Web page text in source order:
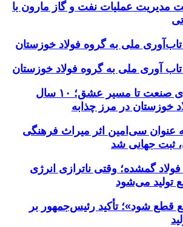
مدیریت عملیات نفت و گاز مارون با
ملی به گروه فولاد خوزستان
آوری ملی به گروه فولاد خوزستان
از چرخ‌دنده‌های صنعت تا مسیر عشق؛ ۱۰ سال
خوزستان در مرز چذابه
عنوان سی‌امین اثر میراث‌ فرهنگی
ثبت جهانی شد
فولاد گمشده؛ وقتی ناترازی انرژی
تولید می‌شود
قطع شود»؛ تأکید رئیس‌جمهور بر